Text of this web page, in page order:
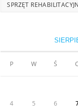
SPRZĘT
P W Ś C
4 5 6